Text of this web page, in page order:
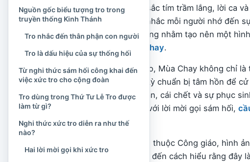
nhà thờ thường mang sắc tím trầm lắng, lời ca
còn nghi thức xức tro nhắc mỗi người nhớ đến
đầu hoặc trên trán không nhằm tạo nên một
Mùa Chay.
Đối với người Công giáo, Mùa Chay không chỉ
thói quen. Đây là thời kỳ chuẩn bị tâm hồn để
đặc biệt là cuộc khổ nạn, cái chết và sự phục
hiểu trong mối liên hệ với lời mời gọi sám hối,
đời sống.
Với những người không thuộc Công giáo, hình
gây tò mò hoặc dễ dẫn đến cách hiểu rằng đây
Nguồn gốc biểu tượng tro trong
truyền thống Kinh Thánh
Tro nhắc đến thân phận con người
Tro là dấu hiệu của sự thống hối
Từ nghi thức sám hối công khai đến
việc xức tro cho cộng đoàn
Tro dùng trong Thứ Tư Lễ Tro được
làm từ gì?
Nghi thức xức tro diễn ra như thế
nào?
Hai lời mời gọi khi xức tro